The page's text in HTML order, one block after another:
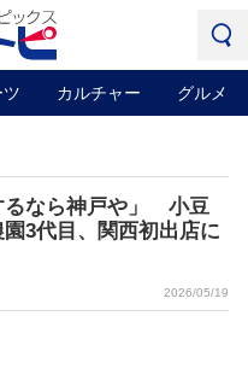
カルチャー グルメ
るなら神戸や」 小豆
3代目、関西初出店に
2026/05/19